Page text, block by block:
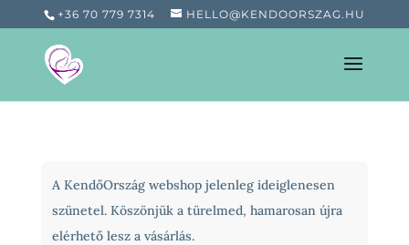
+36 70 779 7314 HELLO@KENDOORSZAG.HU
A KendőOrszág webshop jelenleg ideiglenesen
szünetel. Köszönjük a türelmed, hamarosan újra
elérhető lesz a vásárlás.